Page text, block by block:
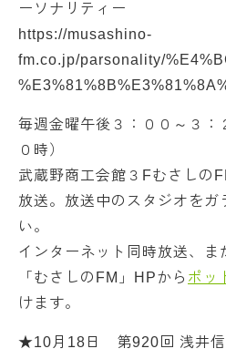
ーソナリティー
https://musashino-
fm.co.jp/parsonality/
毎週金曜午後３：００～３：
０時）
武蔵野商工会館３Fむさしの
放送。放送中のスタジオをガ
い。
インターネット同時放送、ま
「むさしのFM」HPから ポッ
けます。
★10月18日 第920回 浅井信